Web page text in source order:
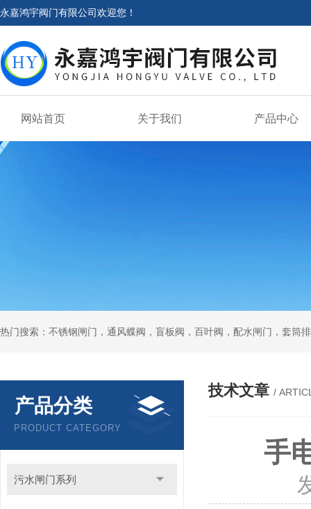
永嘉鸿宇阀门有限公司欢迎您！
网站首页 关于我们 产品中心
热门搜索：不锈钢闸门，通风蝶阀，盲板阀，百叶阀，配水闸门，套筒
产品分类
PRODUCT CATEGORY
污水闸门系列
技术文章 /
手